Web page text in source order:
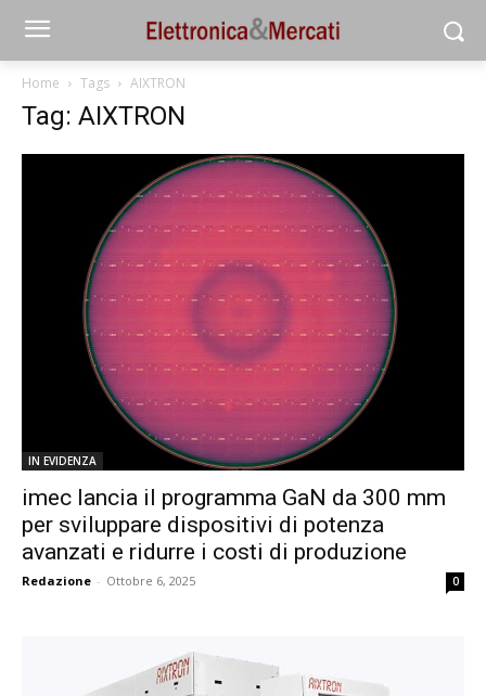
Home Tags AIXTRON
Tag: AIXTRON
IN EVIDENZA
imec lancia il programma GaN da 300 mm
per sviluppare dispositivi di potenza
avanzati e ridurre i costi di produzione
Redazione - Ottobre 6, 2025 0